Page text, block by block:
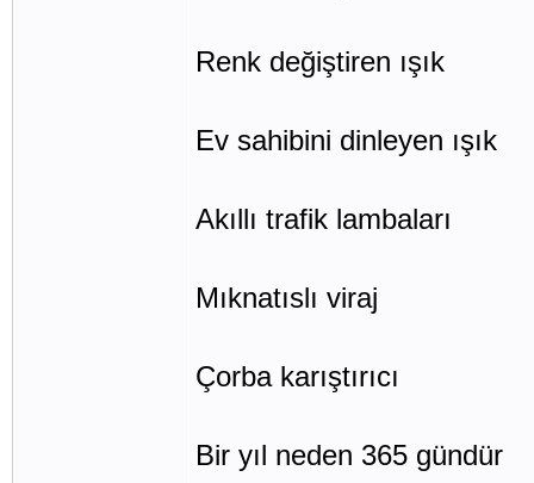
Renk değiştiren ışık
Ev sahibini dinleyen ışık
Akıllı trafik lambaları
Mıknatıslı viraj
Çorba karıştırıcı
Bir yıl neden 365 gündür